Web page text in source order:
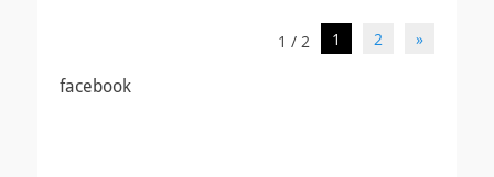
ナ
1 / 2 1 2 »
facebook